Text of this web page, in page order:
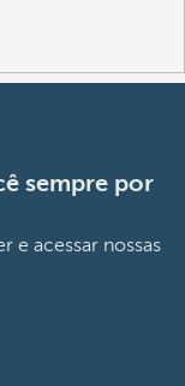
sempre por
e acessar nossas